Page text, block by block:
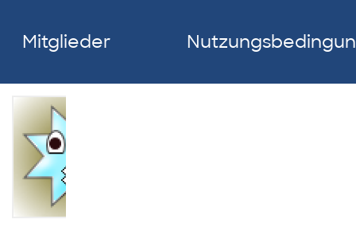
Mitglieder